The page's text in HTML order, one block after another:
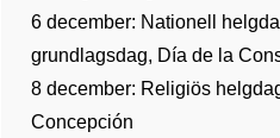
6 december: Nationell
grundlagsdag, Día de la
8 december: Religiös
Concepción